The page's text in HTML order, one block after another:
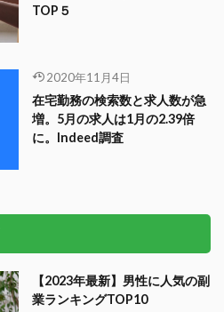
TOP５
2020年11月4日
在宅勤務の検索数と求人数が急
増。5月の求人は1月の2.39倍
に。Indeed調査
【2023年最新】男性に人気の副
業ランキングTOP10